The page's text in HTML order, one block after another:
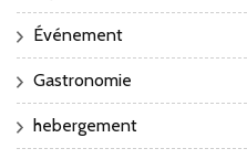
Événement
Gastronomie
hebergement